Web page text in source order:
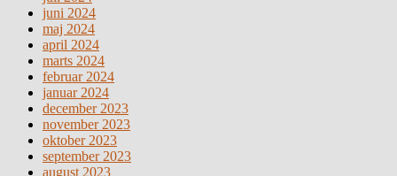
juni 2024
maj 2024
april 2024
marts 2024
februar 2024
januar 2024
december 2023
november 2023
oktober 2023
september 2023
august 2023